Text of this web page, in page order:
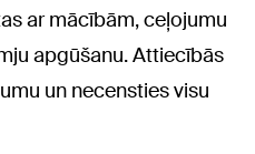
ar mācībām, ceļojumu
apgūšanu. Attiecībās
un necensties visu